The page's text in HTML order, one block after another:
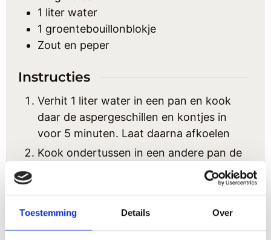
Toestemming Details Over
1 liter water
1 groentebouillonblokje
Zout en peper
Instructies
Verhit 1 liter water in een pan en kook
daar de aspergeschillen en kontjes in
voor 5 minuten. Laat daarna afkoelen
Kook ondertussen in een andere pan de
eieren voor 10 minuten. Laat de eieren
daarna even schrikken in koud water.
zet apart.